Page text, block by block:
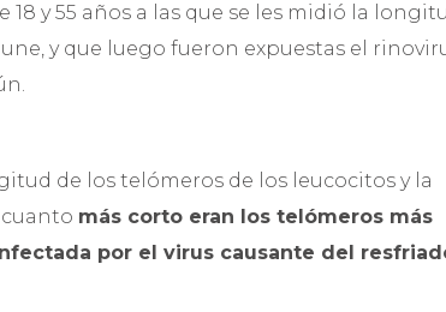
18 y 55 años a las que se les midió la
y que luego fueron expuestas el
de los telómeros de los leucocitos y la
más corto eran los telómeros más
por el virus causante del